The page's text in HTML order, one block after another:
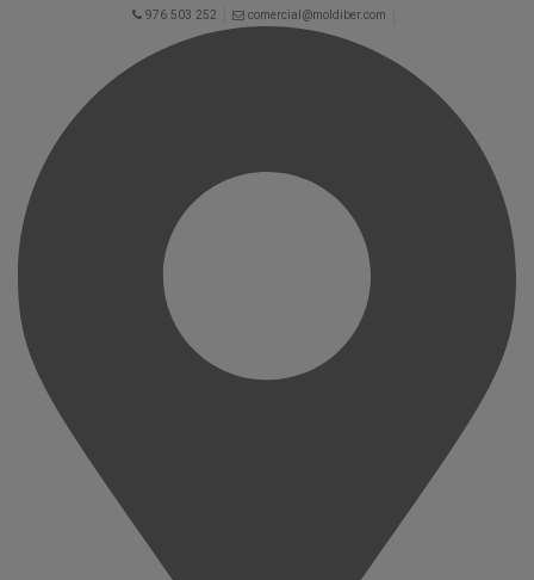
976 503 252 comercial@moldiber.com